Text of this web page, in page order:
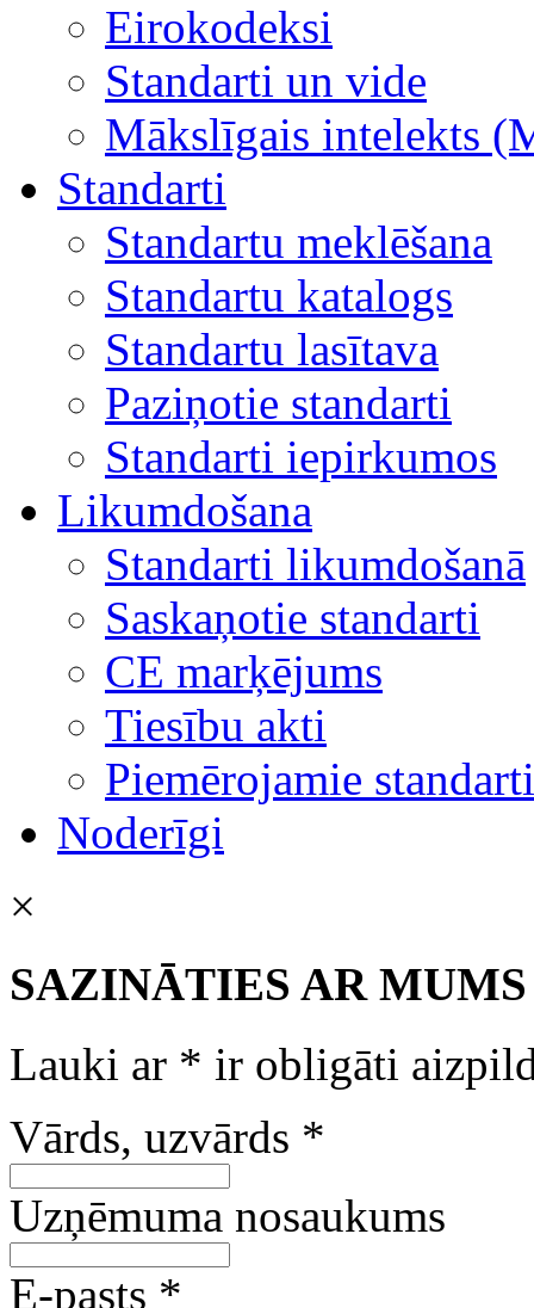
Eirokodeksi
Standarti un vide
Mākslīgais intelekts
Standarti
Standartu meklēšana
Standartu katalogs
Standartu lasītava
Paziņotie standarti
Standarti iepirkumos
Likumdošana
Standarti likumdošanā
Saskaņotie standarti
CE marķējums
Tiesību akti
Piemērojamie standarti
Noderīgi
×
SAZINĀTIES AR MUMS
Lauki ar * ir obligāti
Vārds, uzvārds *
Uzņēmuma nosaukums
E-pasts *